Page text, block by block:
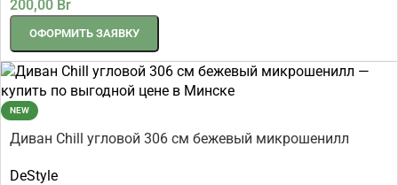
200,00 Br
ОФОРМИТЬ ЗАЯВКУ
NEW
Диван Chill угловой 306 см бежевый микрошенилл
DeStyle